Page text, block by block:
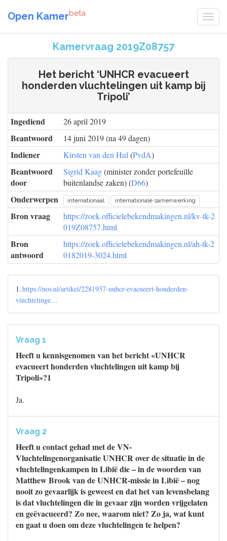
Open Kamerbeta
Kamervraag 2019Z08757
Het bericht ‘UNHCR evacueert
honderden vluchtelingen uit kamp bij
Tripoli’
Ingediend 26 april 2019
Beantwoord 14 juni 2019 (na 49 dagen)
Indiener Kirsten van den Hul (PvdA)
Beantwoord
door
Sigrid Kaag(minister zonder portefeuille
buitenlandse zaken) (D66)
Onderwerpen internationaal internationale samenwerking
Bron vraag
https://zoek.officielebekendmakingen.nl/kv-tk-2
019Z08757.html
Bron
antwoord
https://zoek.officielebekendmakingen.nl/ah-tk-2
0182019-3024.html
1.https://nos.nl/artikel/2281937-unhcr-evacueert-honderden-
vluchtelinge…
Vraag 1
Heeft u kennisgenomen van het bericht «UNHCR
evacueert honderden vluchtelingen uit kamp bij
Tripoli»?1
Ja.
Vraag 2
Heeft u contact gehad met de VN-
Vluchtelingenorganisatie UNHCR over de situatie in de
vluchtelingenkampen in Libië die – in de woorden van
Matthew Brook van de UNHCR-missie in Libië – nog
nooit zo gevaarlijk is geweest en dat het van levensbelang
is dat vluchtelingen die in gevaar zijn worden vrijgelaten
en geëvacueerd? Zo nee, waarom niet? Zo ja, wat kunt
en gaat u doen om deze vluchtelingen te helpen?